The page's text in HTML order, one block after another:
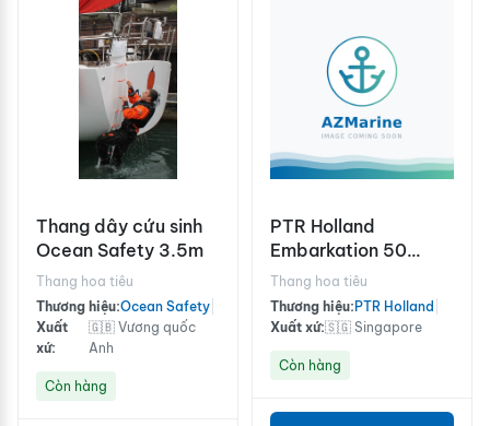
Thang dây cứu sinh
Ocean Safety 3.5m
Thang hoa tiêu
Thương hiệu:Ocean Safety
Xuất
xứ:
🇬🇧 Vương quốc
Anh
Còn hàng
PTR Holland
Embarkation 50
meter ladder made
with manila rope
Thang hoa tiêu
Thương hiệu: PTR Holland
Xuất xứ:🇸🇬 Singapore
Còn hàng